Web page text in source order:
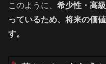
このように、 希少性・高
っているため、将来の価
す。